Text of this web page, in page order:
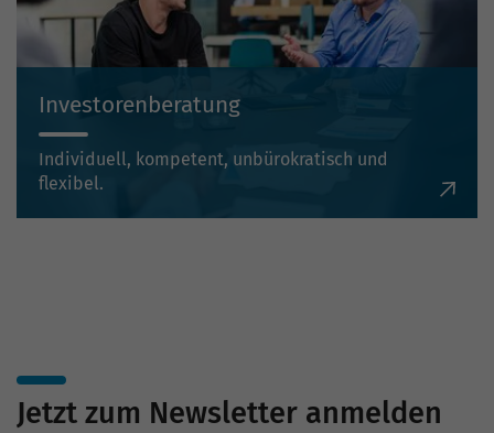
Investorenberatung
Individuell, kompetent, unbürokratisch und
flexibel.
Jetzt zum Newsletter anmelden